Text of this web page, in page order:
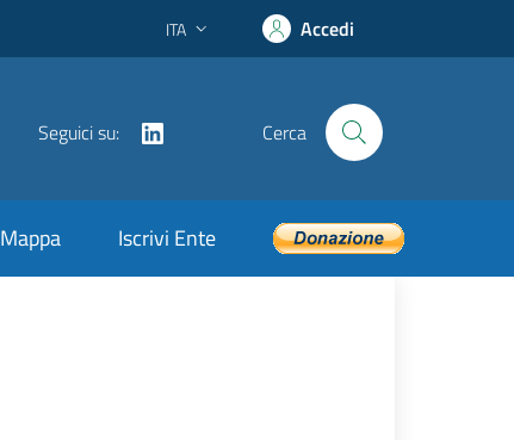
Lingua attiva:
ITA Accedi
Seguici su: Cerca
Mappa Iscrivi Ente